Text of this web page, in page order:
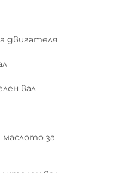
двигателя
вал
маслото за